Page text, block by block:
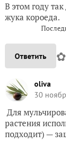
В этом году
жука короеда.
Ответить ✿
oliva
30
Для
растения
подходит) —